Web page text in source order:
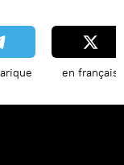
en français